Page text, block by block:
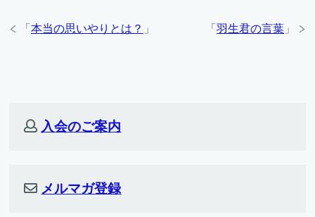
「 羽生君の言葉 」
「 本当の思いやりとは？ 」
入会のご案内
メルマガ登録